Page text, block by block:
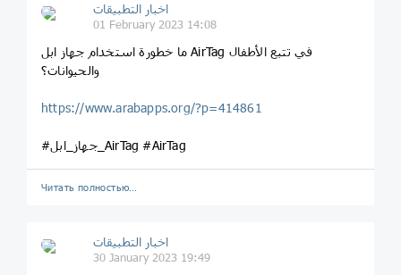
اخبار التطبيقات
01 February 2023 14:08
ما خطورة استخدام جهاز ابل AirTag في تتبع الأطفال
والحيوانات؟
https://www.arabapps.org/?p=414861
#جهاز_ابل_AirTag #AirTag
Читать полностью…
اخبار التطبيقات
30 January 2023 19:49